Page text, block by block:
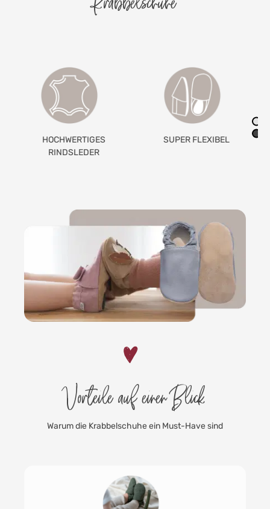
HOCHWERTIGES
RINDSLEDER
SUPER FLEXIBEL
Vorteile auf einen Blick
Warum die Krabbelschuhe ein Must-Have sind